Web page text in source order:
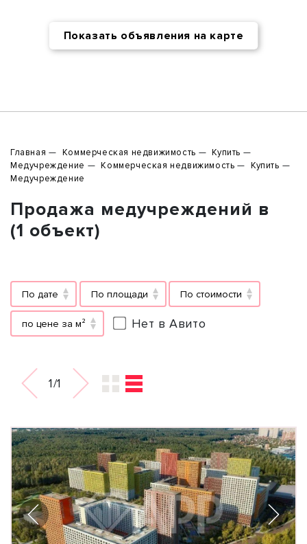
Показать объявления на карте
Главная Коммерческая недвижимость
Купить
Медучреждение
Коммерческая недвижимость
Купить
Медучреждение
Продажа медучреждений в
(1 объект)
По дате По площади По стоимости
по цене за м² Нет в Авито
1/1